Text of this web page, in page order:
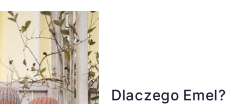
Dlaczego Emel?